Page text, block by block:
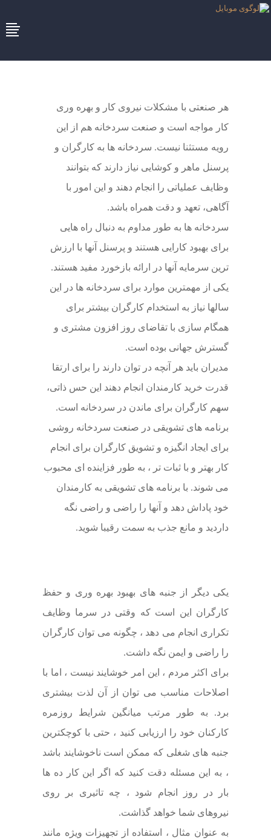
هر صنعتی با مشکلات نیروی کار و بهره وری
کار مواجه است و صنعت سردخانه هم از این
رویه مستثنا نیست. سردخانه ها به کارگران و
پرسنل ماهر و کوشایی نیاز دارند که بتوانند
وظایف عملیاتی را انجام دهند و این امور با
آگاهی، تعهد و دقت همراه باشد.
سردخانه ها به طور مداوم به دنبال راه هایی
برای بهبود کارایی هستند و پرسنل آنها با ارزش
ترین سرمایه آنها در ارائه بازخورد مفید هستند.
یکی از مهمترین موارد برای سردخانه ها در این
سالها نیاز به استخدام کارگران بیشتر برای
همگام سازی با تقاضای روز افزون مشتری و
گسترش جهانی بوده است.
مدیران باید هر آنچه در توان دارند را برای ارتقا
قدرت خرید کارمندان انجام دهند این حس ذاتی،
سهم کارگران برای ماندن در سردخانه است.
برنامه های تشویقی در صنعت سردخانه روشی
برای ایجاد انگیزه و تشویق کارگران برای انجام
کار بهتر و با ثبات تر ، به طور فزاینده ای محبوب
می شوند. با برنامه های تشویقی به کارمندان
خود پاداش دهد و آنها را راضی و راضی نگه
داردید و مانع جذب به سمت رقیبا شوید.
یکی دیگر از جنبه های بهبود بهره وری و حفظ
کارگران این است که وقتی در سرما وظایف
تکراری انجام می دهد ، چگونه می توان کارگران
را راضی و ایمن نگه داشت.
برای اکثر مردم ، این امر خوشایند نیست ، اما با
اصلاحات مناسب می توان از آن لذت بیشتری
برد. به طور مرتب میانگین شرایط روزمره
کارکنان خود را ارزیابی کنید ، حتی با کوچکترین
جنبه های شغلی که ممکن است ناخوشایند باشد
، به این مسئله دقت کنید که اگر این کار ده ها
بار در روز انجام شود ، چه تاثیری بر روی
نیروهای شما خواهد گذاشت.
به عنوان مثال ، استفاده از تجهیزات ویژه مانند